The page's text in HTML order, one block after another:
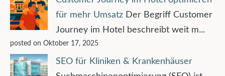
für mehr Umsatz Der Begriff Customer
Journey im Hotel beschreibt weit m...
posted on Oktober 17, 2025
SEO für Kliniken & Krankenhäuser